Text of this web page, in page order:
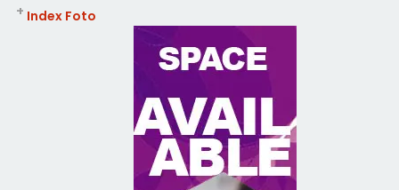
Index Foto
+